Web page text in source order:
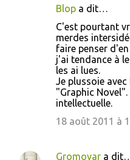
Blop a dit…
C'est pourtant
merdes
faire penser
j'ai tendance à
les ai lues.
Je plussoie
"Graphic
intellectuelle.
18 août 2011 à
Gromovar a